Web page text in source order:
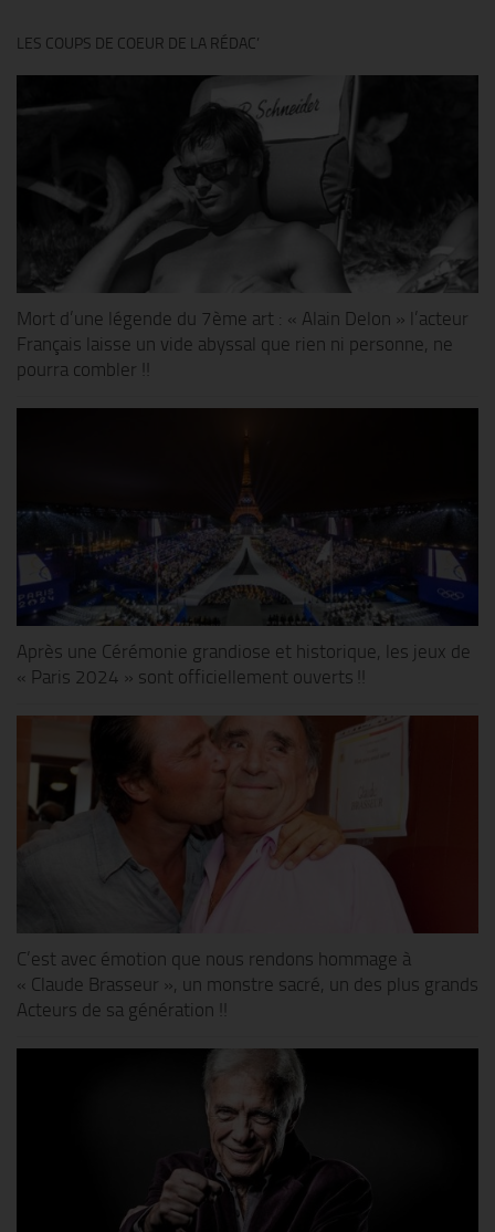
LES COUPS DE COEUR DE LA RÉDAC’
Mort d’une légende du 7ème art : « Alain Delon » l’acteur
Français laisse un vide abyssal que rien ni personne, ne
pourra combler !!
Après une Cérémonie grandiose et historique, les jeux de
« Paris 2024 » sont officiellement ouverts !!
C’est avec émotion que nous rendons hommage à
« Claude Brasseur », un monstre sacré, un des plus grands
Acteurs de sa génération !!